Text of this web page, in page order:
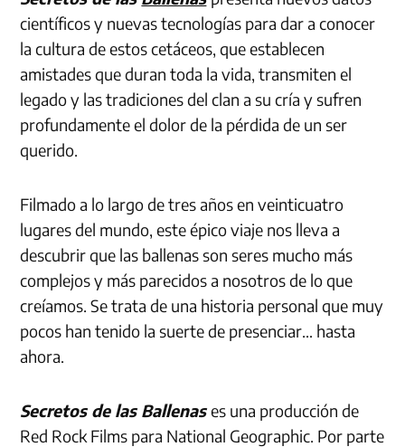
científicos y nuevas tecnologías para dar a conocer
la cultura de estos cetáceos, que establecen
amistades que duran toda la vida, transmiten el
legado y las tradiciones del clan a su cría y sufren
profundamente el dolor de la pérdida de un ser
querido.
Filmado a lo largo de tres años en veinticuatro
lugares del mundo, este épico viaje nos lleva a
descubrir que las ballenas son seres mucho más
complejos y más parecidos a nosotros de lo que
creíamos. Se trata de una historia personal que muy
pocos han tenido la suerte de presenciar… hasta
ahora.
Secretos de las Ballenases una producción de
Red Rock Films para National Geographic. Por parte